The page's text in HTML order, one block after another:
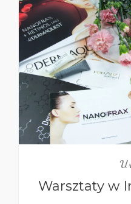
Warsztaty w